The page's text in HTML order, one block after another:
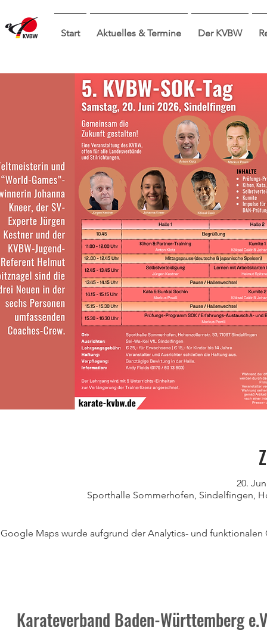
Start Aktuelles & Termine Der KVBW
20.
Sporthalle Sommerhofen, Sindelfingen,
Google Maps wurde aufgrund der Analytics- und
Karateverband Baden-Württemberg